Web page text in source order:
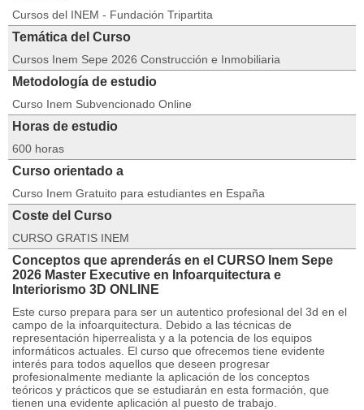
Cursos del INEM - Fundación Tripartita
Temática del Curso
Cursos Inem Sepe 2026 Construcción e Inmobiliaria
Metodología de estudio
Curso Inem Subvencionado Online
Horas de estudio
600 horas
Curso orientado a
Curso Inem Gratuito para estudiantes en España
Coste del Curso
CURSO GRATIS INEM
Conceptos que aprenderás en el CURSO Inem Sepe
2026 Master Executive en Infoarquitectura e
Interiorismo 3D ONLINE
Este curso prepara para ser un autentico profesional del 3d en el
campo de la infoarquitectura. Debido a las técnicas de
representación hiperrealista y a la potencia de los equipos
informáticos actuales. El curso que ofrecemos tiene evidente
interés para todos aquellos que deseen progresar
profesionalmente mediante la aplicación de los conceptos
teóricos y prácticos que se estudiarán en esta formación, que
tienen una evidente aplicación al puesto de trabajo.